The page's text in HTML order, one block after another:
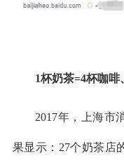
1杯奶茶=4杯咖啡
2017年，上海市
果显示：27个奶茶店